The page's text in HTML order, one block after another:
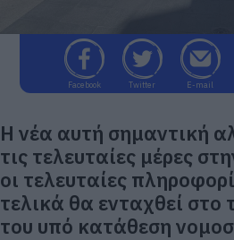
Facebook Twitter E-mail
Η νέα αυτή σημαντική
τις τελευταίες μέρες
οι τελευταίες
τελικά θα ενταχθεί στο
του υπό κατάθεση